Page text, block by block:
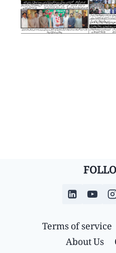
Terms of service
About Us